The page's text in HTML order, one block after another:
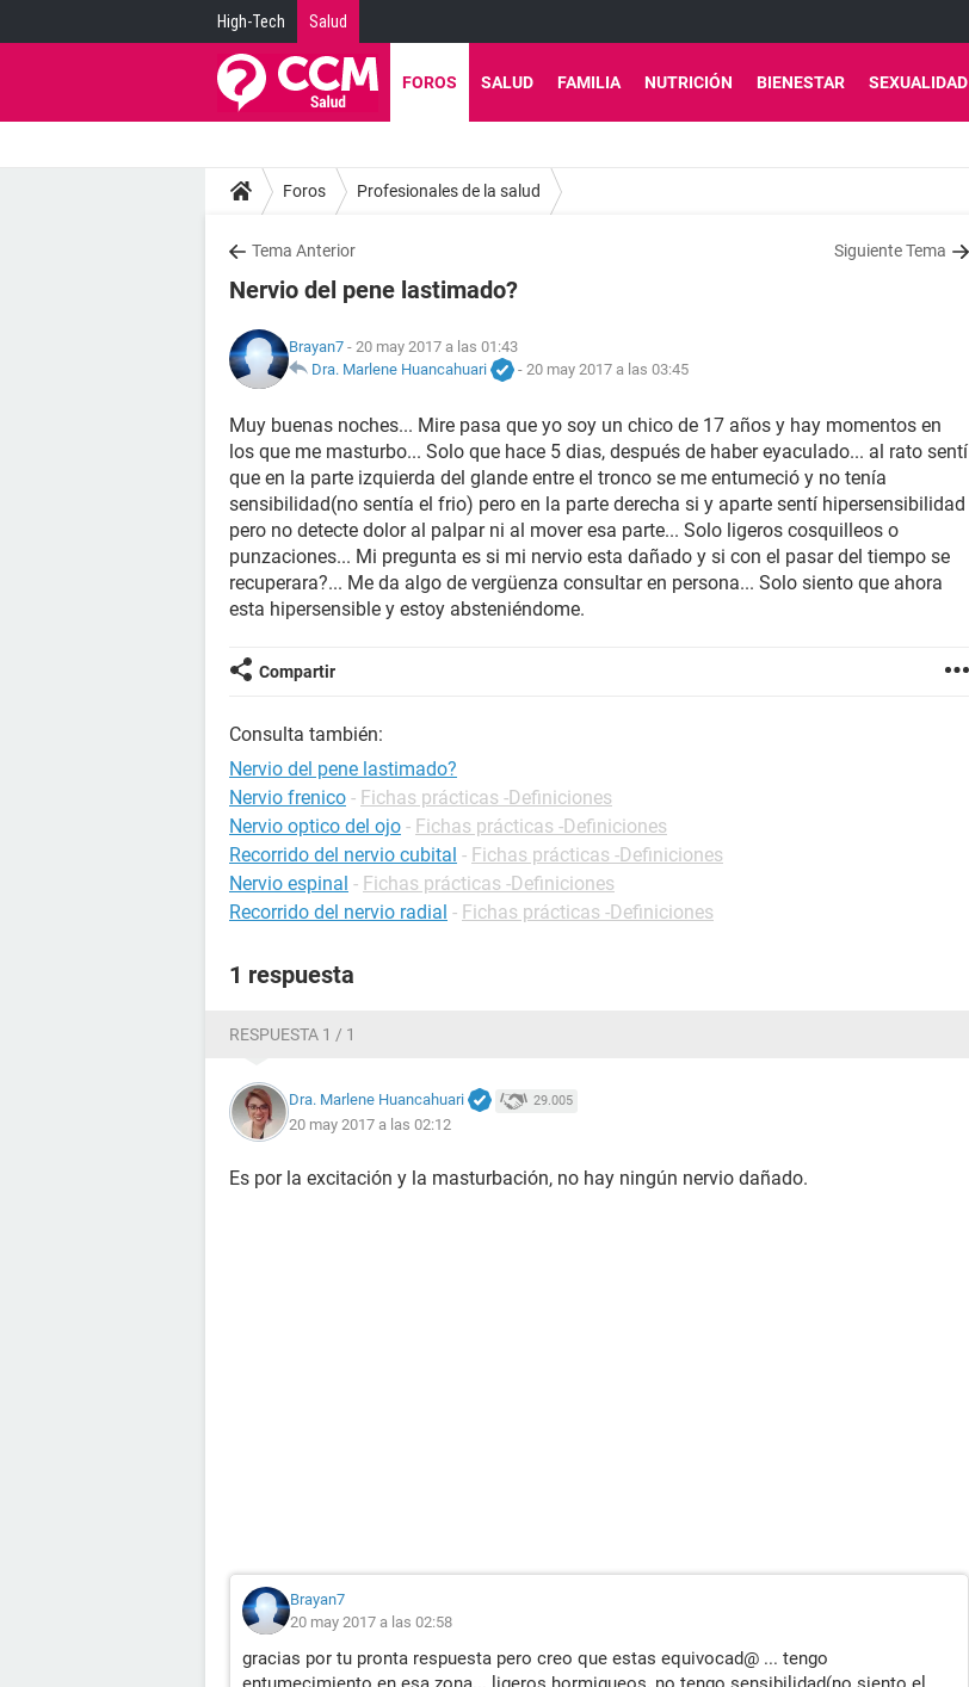
High-Tech Salud
FOROS SALUD FAMILIA NUTRICIÓN BIENESTAR SEXUALIDAD
Foros Profesionales de la salud
Tema Anterior Siguiente Tema
Nervio del pene lastimado?
Brayan7 - 20 may 2017 a las 01:43
Dra. Marlene Huancahuari
- 20 may 2017 a las 03:45
Muy buenas noches... Mire pasa que yo soy un chico de 17 años y hay momentos en
los que me masturbo... Solo que hace 5 dias, después de haber eyaculado... al rato sentí
que en la parte izquierda del glande entre el tronco se me entumeció y no tenía
sensibilidad(no sentía el frio) pero en la parte derecha si y aparte sentí hipersensibilidad
pero no detecte dolor al palpar ni al mover esa parte... Solo ligeros cosquilleos o
punzaciones... Mi pregunta es si mi nervio esta dañado y si con el pasar del tiempo se
recuperara?... Me da algo de vergüenza consultar en persona... Solo siento que ahora
esta hipersensible y estoy absteniéndome.
Compartir
Consulta también:
Nervio del pene lastimado?
Nervio frenico - Fichas prácticas -Definiciones
Nervio optico del ojo - Fichas prácticas -Definiciones
Recorrido del nervio cubital - Fichas prácticas -Definiciones
Nervio espinal - Fichas prácticas -Definiciones
Recorrido del nervio radial - Fichas prácticas -Definiciones
1 respuesta
RESPUESTA 1 / 1
Dra. Marlene Huancahuari 29.005
20 may 2017 a las 02:12
Es por la excitación y la masturbación, no hay ningún nervio dañado.
Brayan7
20 may 2017 a las 02:58
gracias por tu pronta respuesta pero creo que estas equivocad@ ... tengo